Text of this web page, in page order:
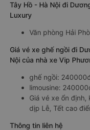
Tây Hồ - Hà Nội đi
Luxury
Văn phòng Hải
Giá vé xe ghế ngồi đi
Nội của nhà xe Vip
ghế ngồi:
limousine:
Giá vé xe ổn
dịp Lễ, Tết cao
Thông tin liên hệ